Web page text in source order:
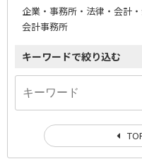
企業・事務所・法律・会計
会計事務所
キーワードで絞り込む